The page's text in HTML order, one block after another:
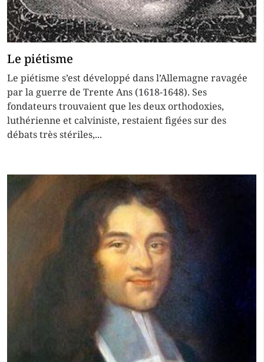
Le piétisme
Le piétisme s’est développé dans l’Allemagne ravagée
par la guerre de Trente Ans (1618-1648). Ses
fondateurs trouvaient que les deux orthodoxies,
luthérienne et calviniste, restaient figées sur des
débats très stériles,...